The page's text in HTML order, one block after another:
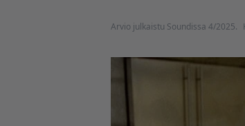
Arvio julkaistu Soundissa 4/2025.